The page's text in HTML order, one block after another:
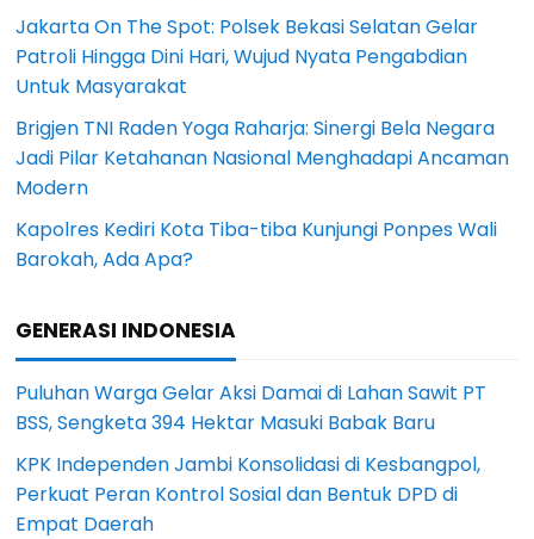
Jakarta On The Spot: Polsek Bekasi Selatan Gelar
Patroli Hingga Dini Hari, Wujud Nyata Pengabdian
Untuk Masyarakat
Brigjen TNI Raden Yoga Raharja: Sinergi Bela Negara
Jadi Pilar Ketahanan Nasional Menghadapi Ancaman
Modern
Kapolres Kediri Kota Tiba-tiba Kunjungi Ponpes Wali
Barokah, Ada Apa?
GENERASI INDONESIA
Puluhan Warga Gelar Aksi Damai di Lahan Sawit PT
BSS, Sengketa 394 Hektar Masuki Babak Baru
KPK Independen Jambi Konsolidasi di Kesbangpol,
Perkuat Peran Kontrol Sosial dan Bentuk DPD di
Empat Daerah